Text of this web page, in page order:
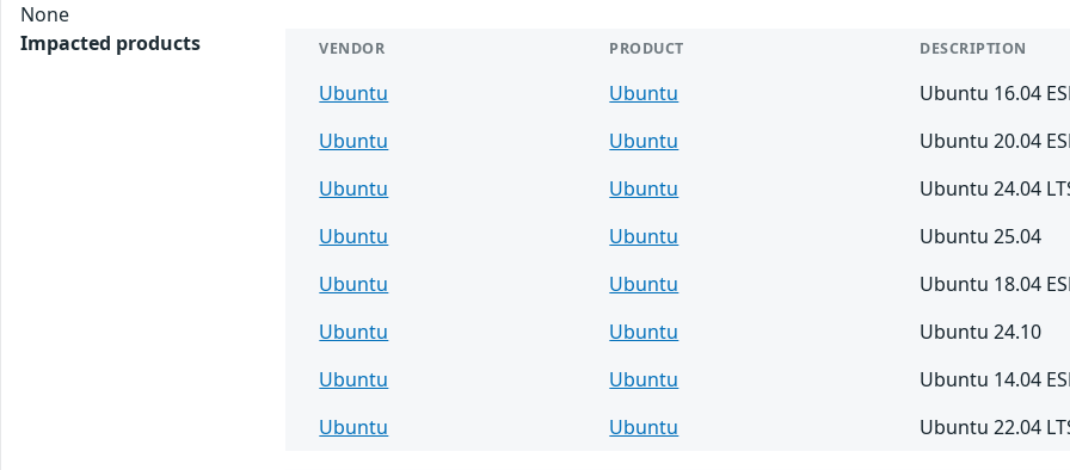
None
Impacted products
VENDOR PRODUCT DESCRIPTION
Ubuntu Ubuntu
Ubuntu 16.04
Ubuntu
Ubuntu
Ubuntu 20.04
Ubuntu
Ubuntu
Ubuntu 24.04
Ubuntu
Ubuntu
Ubuntu 25.04
Ubuntu
Ubuntu
Ubuntu 18.04
Ubuntu
Ubuntu
Ubuntu 24.10
Ubuntu
Ubuntu
Ubuntu 14.04
Ubuntu
Ubuntu Ubuntu 22.04